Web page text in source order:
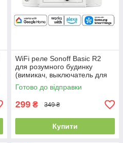
WiFi реле Sonoff Basic R2
для розумного будинку
(вимикач, выключатель для
умного дома, eWeLink)
Готово до відправки
299 ₴ 349 ₴
Купити